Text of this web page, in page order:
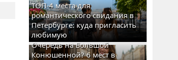
ТОП-4 места для
романтического свидания в
Петербурге: куда пригласить
любимую
Очередь на Большой
Конюшенной? 6 мест в